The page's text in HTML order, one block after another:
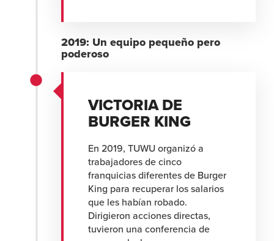
2019: Un equipo pequeño pero
poderoso
VICTORIA DE
BURGER KING
En 2019, TUWU organizó a
trabajadores de cinco
franquicias diferentes de Burger
King para recuperar los salarios
que les habían robado.
Dirigieron acciones directas,
tuvieron una conferencia de